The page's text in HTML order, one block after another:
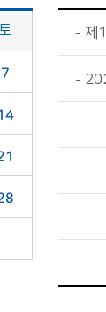
7
제